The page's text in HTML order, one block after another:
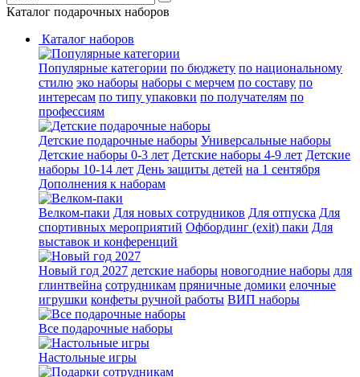
Каталог подарочных наборов
Каталог наборов
Популярные категории по бюджету по национальному
стилю эко наборы наборы с мерчем по составу по
интересам по типу упаковки по получателям по
профессиям
Детские подарочные наборы Универсальные наборы
Детские наборы 0-3 лет Детские наборы 4-9 лет Детские
наборы 10-14 лет День защиты детей на 1 сентября
Дополнения к наборам
Велком-паки Для новых сотрудников Для отпуска Для
спортивных мероприятий Офбординг (exit) паки Для
выставок и конференций
Новый год 2027 детские наборы новогодние наборы для
глинтвейна сотрудникам пряничные домики елочные
игрушки конфеты ручной работы ВИП наборы
Все подарочные наборы
Настольные игры